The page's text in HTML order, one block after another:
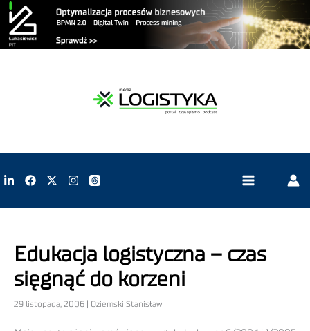
Edukacja logistyczna – czas
sięgnąć do korzeni
29 listopada, 2006 | Oziemski Stanisław